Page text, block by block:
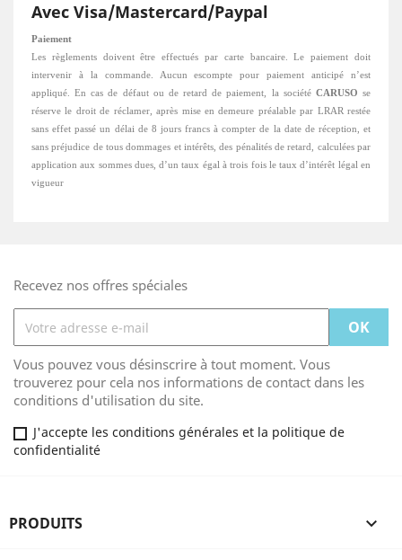
Avec Visa/Mastercard/Paypal
Paiement
Les règlements doivent être effectués par carte bancaire. Le paiement doit
intervenir à la commande. Aucun escompte pour paiement anticipé n’est
appliqué. En cas de défaut ou de retard de paiement, la société CARUSO se
réserve le droit de réclamer, après mise en demeure préalable par LRAR restée
sans effet passé un délai de 8 jours francs à compter de la date de réception, et
sans préjudice de tous dommages et intérêts, des pénalités de retard, calculées par
application aux sommes dues, d’un taux égal à trois fois le taux d’intérêt légal en
vigueur
Recevez nos offres spéciales
Vous pouvez vous désinscrire à tout moment. Vous
trouverez pour cela nos informations de contact dans les
conditions d'utilisation du site.
J'accepte les conditions générales et la politique de
confidentialité
PRODUITS 